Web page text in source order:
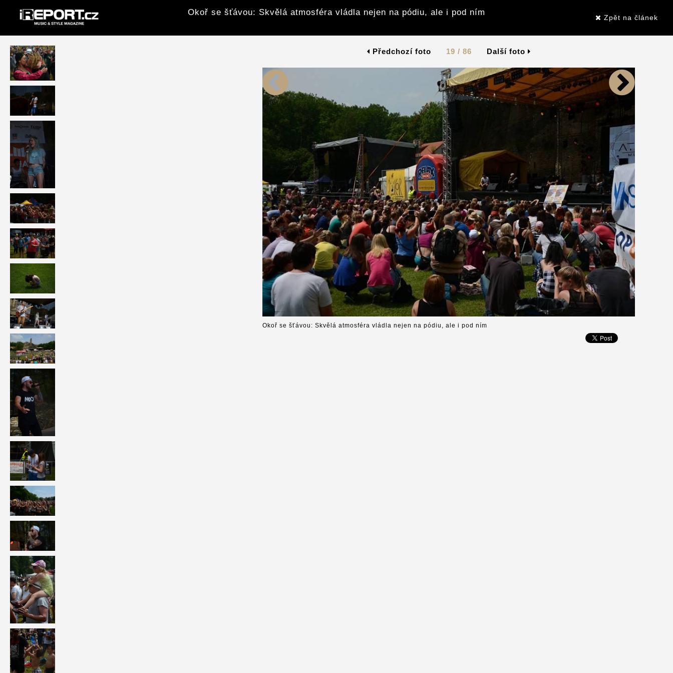
Okoř se šťávou: Skvělá atmosféra vládla nejen na pódiu, ale i pod ním
Zpět na článek
Předchozí foto 19 / 86 Další foto
Okoř se šťávou: Skvělá atmosféra vládla nejen na pódiu, ale i pod ním